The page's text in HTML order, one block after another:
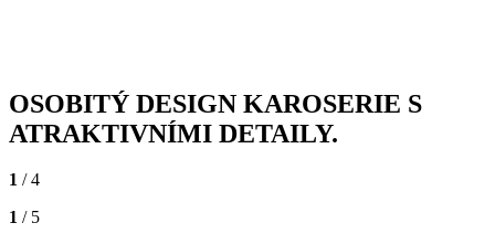
OSOBITÝ DESIGN KAROSERIE S
ATRAKTIVNÍMI DETAILY.
1 / 4
1 / 5